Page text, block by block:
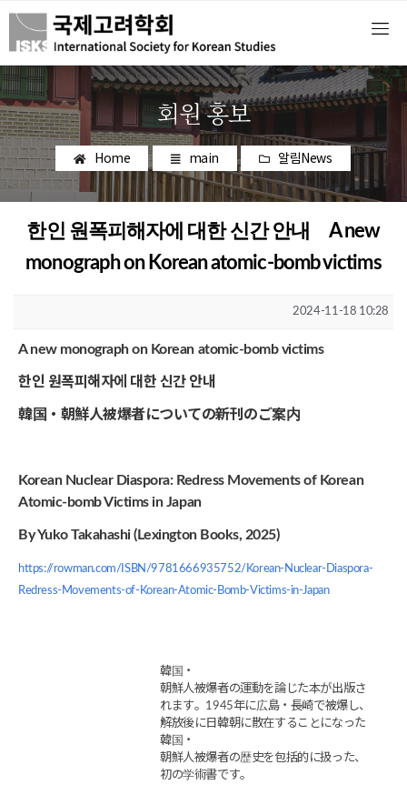
회원 홍보
Home main 알림News
한인 원폭피해자에 대한 신간 안내 A new
monograph on Korean atomic-bomb victims
2024-11-18 10:28
A new monograph on Korean atomic-bomb victims
한인 원폭피해자에 대한 신간 안내
韓国・朝鮮人被爆者についての新刊のご案内
Korean Nuclear Diaspora: Redress Movements of Korean
Atomic-bomb Victims in Japan
By Yuko Takahashi (Lexington Books, 2025)
https://rowman.com/ISBN/9781666935752/Korean-Nuclear-Diaspora-
Redress-Movements-of-Korean-Atomic-Bomb-Victims-in-Japan
韓国・
朝鮮人被爆者の運動を論じた本が出版さ
れます。1945年に広島・長崎で被爆し、
解放後に日韓朝に散在することになった
韓国・
朝鮮人被爆者の歴史を包括的に扱った、
初の学術書です。